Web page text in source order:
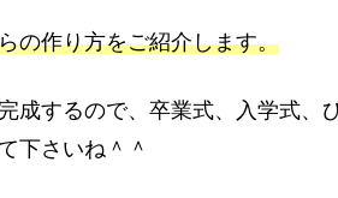
の作り方をご紹介します。
成するので、 卒業式、入学式、
下さいね＾＾